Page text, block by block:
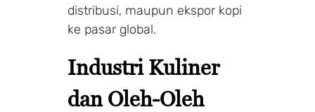
distribusi, maupun ekspor kopi
ke pasar global.
Industri Kuliner
dan Oleh-Oleh